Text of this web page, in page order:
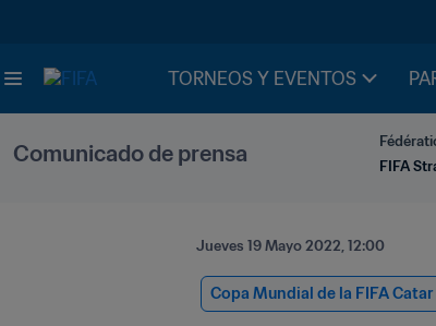
TORNEOS Y EVENTOS
Comunicado de prensa
FIFA
Jueves 19 Mayo 2022, 12:00
Copa Mundial de la FIFA